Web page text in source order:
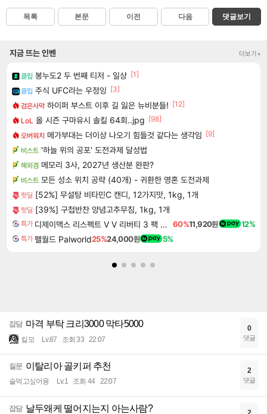
목록 본문 이전 다음 댓글보기
지금 뜨는 인벤 더보기+
클립 봉누도2 두 번째 티저 - 일상 [1]
클립 주식 UFC라는 우정잉 [3]
검은사막 하이퍼 부스트 이후 길 잃은 뉴비분들! [12]
LoL 올 시즌 구마유시 솔킬 64회..jpg [98]
오버워치 메가부대는 더이상 나오기 힘들것 같다는 생각임 [9]
비스트 '하늘 위의 공포' 도전과제 달성법
해외겜 메모리 3사, 2027년 생산분 완판?
비스트 모든 성소 위치 공략 (40개) - 귀환한 영혼 도전과제
핫딜 [52%] 무설탕 비타민C 캔디, 12가지맛, 1kg, 1개
핫딜 [39%] 구첩반찬 양념고추무침, 1kg, 1개
특가 디제이맥스 리스펙트 V V 리버티 3 팩 DJMAX RESPECT V V Liberty 3 Pack DLC 60%11,920원 12%
특가 팰월드 Palworld25%24,000원 5%
잡담 마격 부탁 크리3000 막타5000
킬모 Lv.87 조회 33 22:07
0
댓글
질문 이탈리아 골키퍼 추천
술먹고싶어융 Lv.1 조회 44 22:07
2
댓글
잡담 날두왜케 떨어지는지 아는사람?